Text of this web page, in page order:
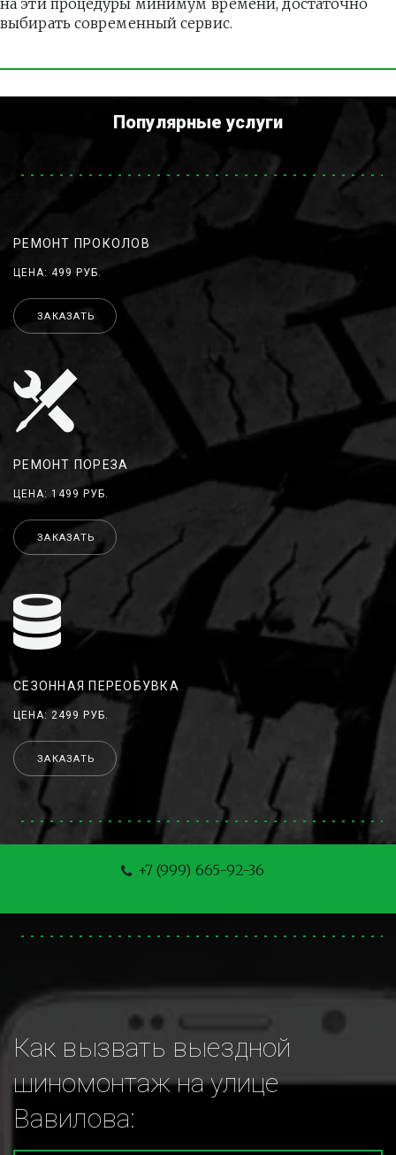
на эти процедуры минимум времени, достаточно
выбирать современный сервис.
Популярные услуги
РЕМОНТ ПРОКОЛОВ
ЦЕНА: 499 РУБ.
ЗАКАЗАТЬ
РЕМОНТ ПОРЕЗА
ЦЕНА: 1499 РУБ.
ЗАКАЗАТЬ
СЕЗОННАЯ ПЕРЕОБУВКА
ЦЕНА: 2499 РУБ.
ЗАКАЗАТЬ
+7 (999) 665-92-36
Как вызвать выездной
шиномонтаж на улице
Вавилова: